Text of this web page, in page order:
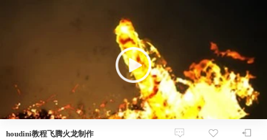
houdini教程飞腾火龙制作